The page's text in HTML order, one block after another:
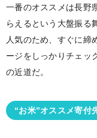
一番のオススメは長野
らえるという大盤振る
人気のため、すぐに締
ージをしっかりチェッ
の近道だ。
“お米”オススメ寄付